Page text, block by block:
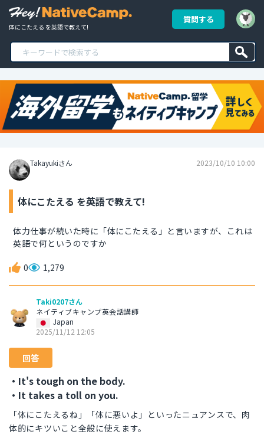
体にこたえる を英語で教えて!
質問する
Takayukiさん 2023/10/10 10:00
体にこたえる を英語で教えて!
体力仕事が続いた時に「体にこたえる」と言いますが、これは
英語で何というのですか
0 1,279
Taki0207さん
ネイティブキャンプ英会話講師
Japan
2025/11/12 12:05
回答
・It's tough on the body.
・It takes a toll on you.
「体にこたえるね」「体に悪いよ」といったニュアンスで、肉
体的にキツいこと全般に使えます。